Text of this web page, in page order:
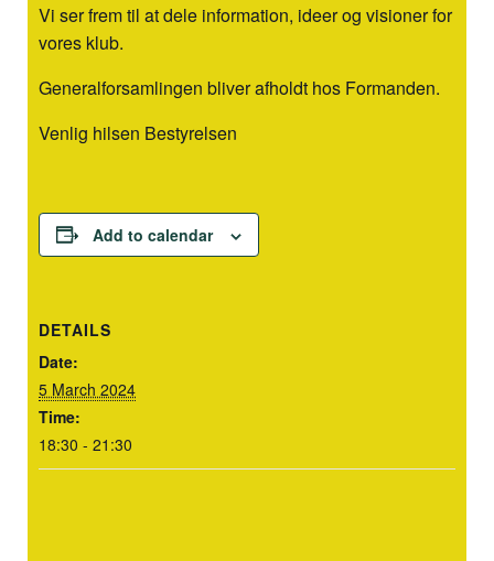
Vi ser frem til at dele information, ideer og visioner for
vores klub.
Generalforsamlingen bliver afholdt hos Formanden.
Venlig hilsen Bestyrelsen
Add to calendar
DETAILS
Date:
5 March 2024
Time:
18:30 - 21:30